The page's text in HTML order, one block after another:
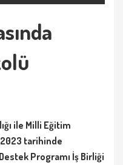
ile Milli Eğitim
2023 tarihinde
Programı İş Birliği